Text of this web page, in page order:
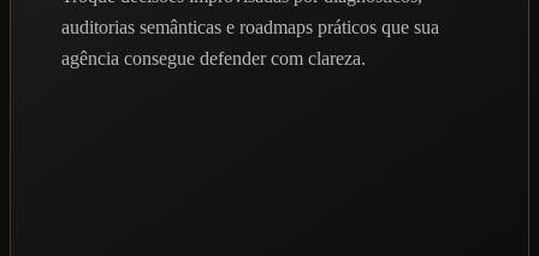
auditorias semânticas e roadmaps práticos que sua
agência consegue defender com clareza.